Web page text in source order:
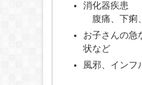
消化器疾患
腹痛、下痢
お子さんの急
状など
風邪、インフ